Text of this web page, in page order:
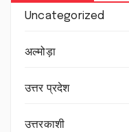
Uncategorized
अल्मोड़ा
उत्तर प्रदेश
उत्तरकाशी